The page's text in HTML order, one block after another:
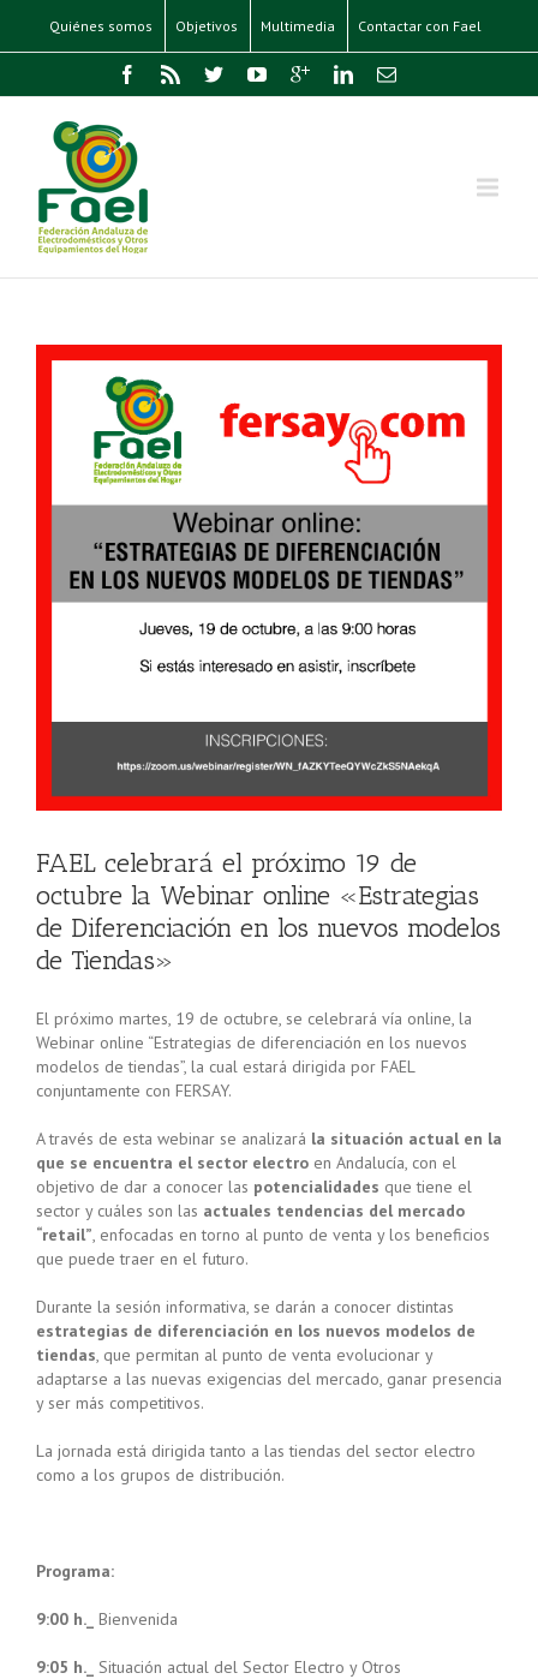
Quiénes somos Objetivos Multimedia Contactar con Fael
FAEL celebrará el próximo 19 de
octubre la Webinar online «Estrategias
de Diferenciación en los nuevos modelos
de Tiendas»
El próximo martes, 19 de octubre, se celebrará vía online, la
Webinar online “Estrategias de diferenciación en los nuevos
modelos de tiendas”, la cual estará dirigida por FAEL
conjuntamente con FERSAY.
A través de esta webinar se analizará la situación actual en la
que se encuentra el sector electro en Andalucía, con el
objetivo de dar a conocer las potencialidades que tiene el
sector y cuáles son las actuales tendencias del mercado
“retail”, enfocadas en torno al punto de venta y los beneficios
que puede traer en el futuro.
Durante la sesión informativa, se darán a conocer distintas
estrategias de diferenciación en los nuevos modelos de
tiendas, que permitan al punto de venta evolucionar y
adaptarse a las nuevas exigencias del mercado, ganar presencia
y ser más competitivos.
La jornada está dirigida tanto a las tiendas del sector electro
como a los grupos de distribución.
Programa:
9:00 h._ Bienvenida
9:05 h._ Situación actual del Sector Electro y Otros